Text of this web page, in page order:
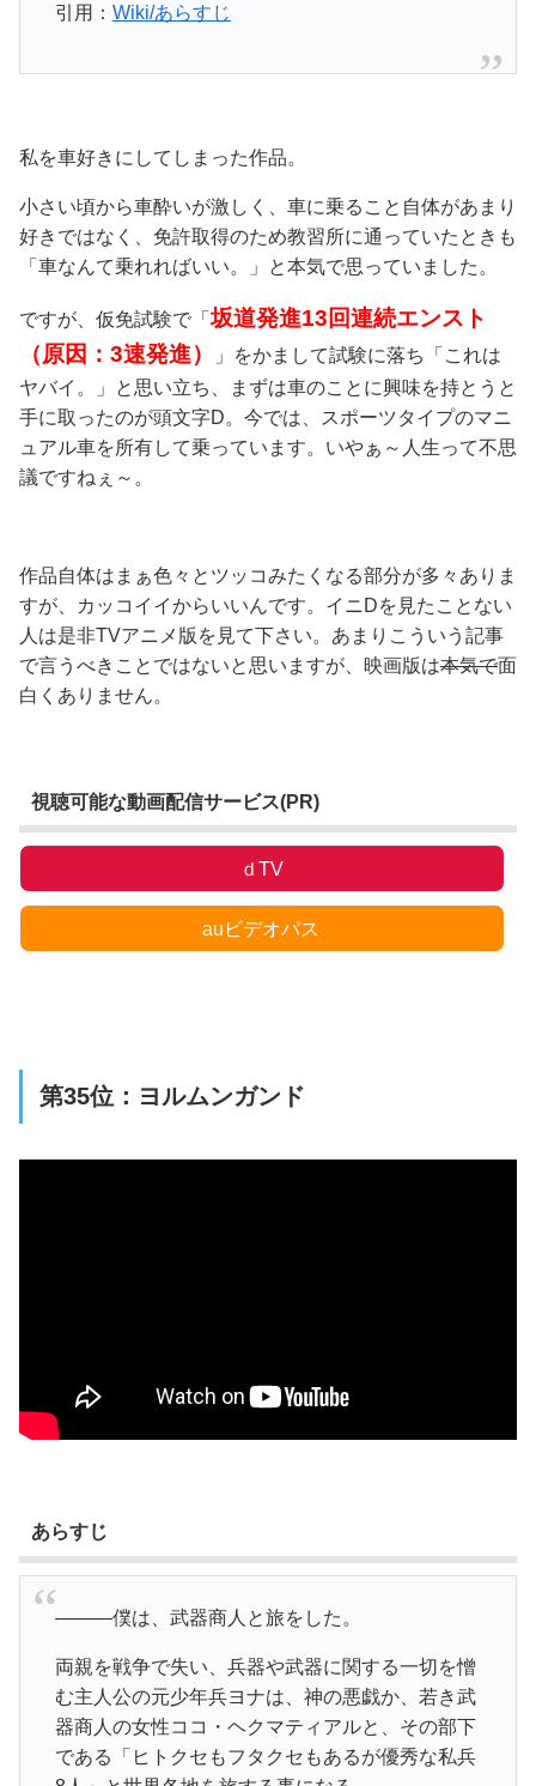
引用： Wiki/あらすじ
私を車好きにしてしまった作品。
小さい頃から車酔いが激しく、車に乗ること自体があまり
好きではなく、免許取得のため教習所に通っていたときも
「車なんて乗れればいい。」と本気で思っていました。
ですが、仮免試験で「坂道発進13回連続エンスト
（原因：3速発進）
」をかまして試験に落ち「これは
ヤバイ。」と思い立ち、まずは車のことに興味を持とうと
手に取ったのが頭文字D。今では、スポーツタイプのマニ
ュアル車を所有して乗っています。いやぁ～人生って不思
議ですねぇ～。
作品自体はまぁ色々とツッコみたくなる部分が多々ありま
すが、カッコイイからいいんです。イニDを見たことない
人は是非TVアニメ版を見て下さい。あまりこういう記事
で言うべきことではないと思いますが、映画版は本気で面
白くありません。
視聴可能な動画配信サービス(PR)
ｄTV
auビデオパス
第35位：ヨルムンガンド
あらすじ
―――僕は、武器商人と旅をした。
両親を戦争で失い、兵器や武器に関する一切を憎
む主人公の元少年兵ヨナは、神の悪戯か、若き武
器商人の女性ココ・ヘクマティアルと、その部下
である「ヒトクセもフタクセもあるが優秀な私兵